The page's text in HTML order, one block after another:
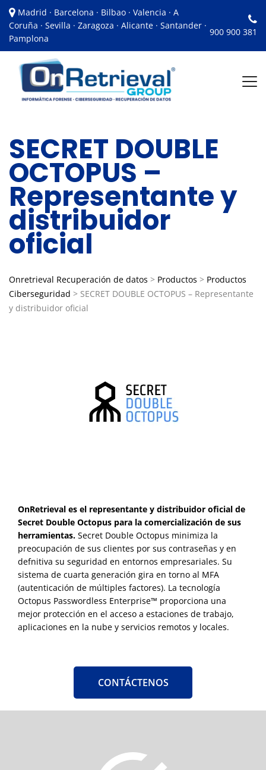
Madrid · Barcelona · Bilbao · Valencia · A
Coruña · Sevilla · Zaragoza · Alicante · Santander ·
Pamplona
900 900 381
SECRET DOUBLE
OCTOPUS –
Representante y
distribuidor
oficial
Onretrieval Recuperación de datos > Productos > Productos
Ciberseguridad > SECRET DOUBLE OCTOPUS – Representante
y distribuidor oficial
OnRetrieval es el representante y distribuidor oficial de
Secret Double Octopus para la comercialización de sus
herramientas. Secret Double Octopus minimiza la
preocupación de sus clientes por sus contraseñas y en
defnitiva su seguridad en entornos empresariales. Su
sistema de cuarta generación gira en torno al MFA
(autenticación de múltiples factores). La tecnología
Octopus Passwordless Enterprise™ proporciona una
mejor protección en el acceso a estaciones de trabajo,
aplicaciones en la nube y servicios remotos y locales.
CONTÁCTENOS